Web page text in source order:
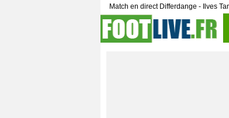
Match en direct Differdange - Ilves